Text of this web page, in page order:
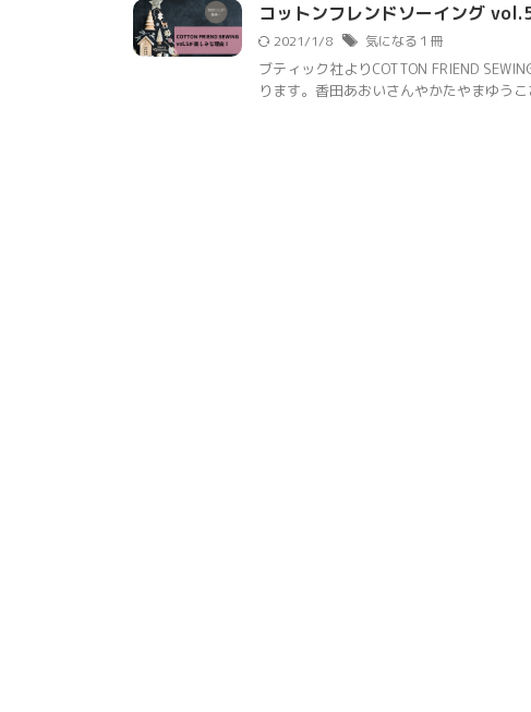
コットンフレンドソーイング
2021/1/8 気になる１冊
ブティック社よりCOTTON FRIEND
ります。香田あおいさんやかたやまゆう